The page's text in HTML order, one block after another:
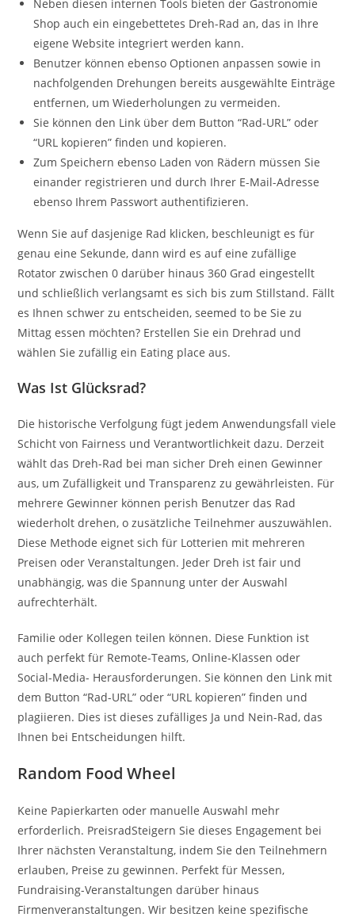
Neben diesen internen Tools bieten der Gastronomie
Shop auch ein eingebettetes Dreh-Rad an, das in Ihre
eigene Website integriert werden kann.
Benutzer können ebenso Optionen anpassen sowie in
nachfolgenden Drehungen bereits ausgewählte Einträge
entfernen, um Wiederholungen zu vermeiden.
Sie können den Link über dem Button “Rad-URL” oder
“URL kopieren” finden und kopieren.
Zum Speichern ebenso Laden von Rädern müssen Sie
einander registrieren und durch Ihrer E-Mail-Adresse
ebenso Ihrem Passwort authentifizieren.
Wenn Sie auf dasjenige Rad klicken, beschleunigt es für
genau eine Sekunde, dann wird es auf eine zufällige
Rotator zwischen 0 darüber hinaus 360 Grad eingestellt
und schließlich verlangsamt es sich bis zum Stillstand. Fällt
es Ihnen schwer zu entscheiden, seemed to be Sie zu
Mittag essen möchten? Erstellen Sie ein Drehrad und
wählen Sie zufällig ein Eating place aus.
Was Ist Glücksrad?
Die historische Verfolgung fügt jedem Anwendungsfall viele
Schicht von Fairness und Verantwortlichkeit dazu. Derzeit
wählt das Dreh-Rad bei man sicher Dreh einen Gewinner
aus, um Zufälligkeit und Transparenz zu gewährleisten. Für
mehrere Gewinner können perish Benutzer das Rad
wiederholt drehen, o zusätzliche Teilnehmer auszuwählen.
Diese Methode eignet sich für Lotterien mit mehreren
Preisen oder Veranstaltungen. Jeder Dreh ist fair und
unabhängig, was die Spannung unter der Auswahl
aufrechterhält.
Familie oder Kollegen teilen können. Diese Funktion ist
auch perfekt für Remote-Teams, Online-Klassen oder
Social-Media- Herausforderungen. Sie können den Link mit
dem Button “Rad-URL” oder “URL kopieren” finden und
plagiieren. Dies ist dieses zufälliges Ja und Nein-Rad, das
Ihnen bei Entscheidungen hilft.
Random Food Wheel
Keine Papierkarten oder manuelle Auswahl mehr
erforderlich. PreisradSteigern Sie dieses Engagement bei
Ihrer nächsten Veranstaltung, indem Sie den Teilnehmern
erlauben, Preise zu gewinnen. Perfekt für Messen,
Fundraising-Veranstaltungen darüber hinaus
Firmenveranstaltungen. Wir besitzen keine spezifische